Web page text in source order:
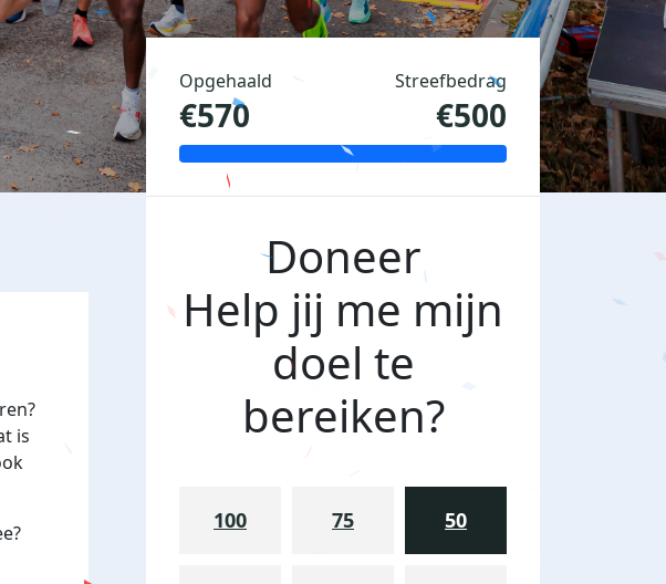
is
Opgehaald
€570
Streefbedrag
€500
Doneer
Help jij me mijn
doel te
bereiken?
100 75 50